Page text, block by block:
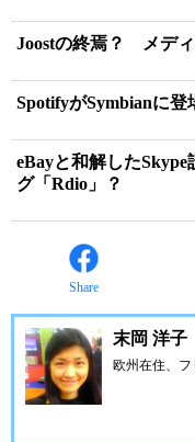
Joostの終焉？ メデ
SpotifyがSymbianに登
eBayと和解した
グ「Rdio」？
Share
末岡 洋子
欧州在住、フ